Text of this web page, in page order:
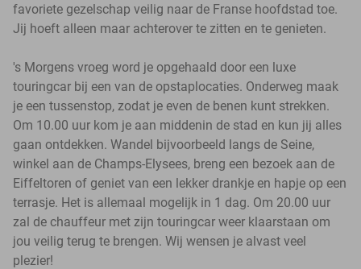
favoriete gezelschap veilig naar de Franse hoofdstad toe.
Jij hoeft alleen maar achterover te zitten en te genieten.
's Morgens vroeg word je opgehaald door een luxe
touringcar bij een van de opstaplocaties. Onderweg maak
je een tussenstop, zodat je even de benen kunt strekken.
Om 10.00 uur kom je aan middenin de stad en kun jij alles
gaan ontdekken. Wandel bijvoorbeeld langs de Seine,
winkel aan de Champs-Elysees, breng een bezoek aan de
Eiffeltoren of geniet van een lekker drankje en hapje op een
terrasje. Het is allemaal mogelijk in 1 dag. Om 20.00 uur
zal de chauffeur met zijn touringcar weer klaarstaan om
jou veilig terug te brengen. Wij wensen je alvast veel
plezier!